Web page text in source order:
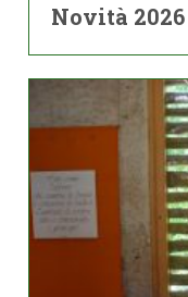
Novità 2026